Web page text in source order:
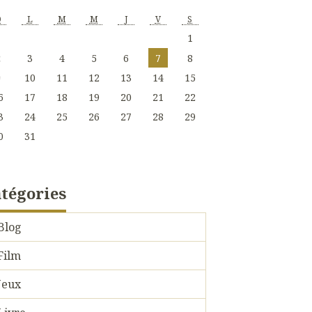
L M M J V S
1
3 4 5 6 7
8
10 11 12 13 14
15
17 18 19 20 21
22
24 25 26 27 28
29
31